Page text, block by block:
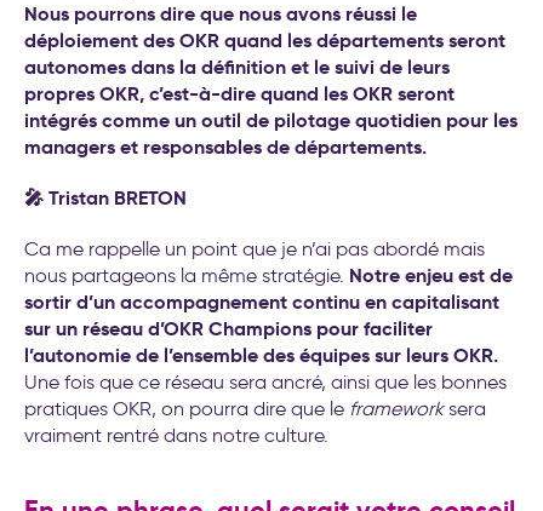
Nous pourrons dire que nous avons réussi le
déploiement des OKR quand les départements seront
autonomes dans la définition et le suivi de leurs
propres OKR, c’est-à-dire quand les OKR seront
intégrés comme un outil de pilotage quotidien pour les
managers et responsables de départements.
🎤 Tristan BRETON
Ca me rappelle un point que je n’ai pas abordé mais
nous partageons la même stratégie. Notre enjeu est de
sortir d’un accompagnement continu en capitalisant
sur un réseau d’OKR Champions pour faciliter
l’autonomie de l’ensemble des équipes sur leurs OKR.
Une fois que ce réseau sera ancré, ainsi que les bonnes
pratiques OKR, on pourra dire que le frameworksera
vraiment rentré dans notre culture.